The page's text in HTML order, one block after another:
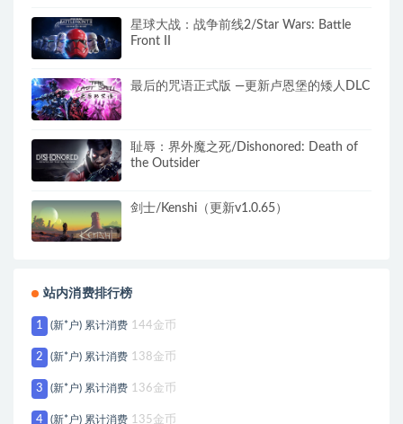
星球大战：战争前线2/Star Wars: Battle
Front II
最后的咒语正式版 —更新卢恩堡的矮人DLC
耻辱：界外魔之死/Dishonored: Death of
the Outsider
剑士/Kenshi（更新v1.0.65）
站内消费排行榜
1 (新*户) 累计消费 144金币
2 (新*户) 累计消费 138金币
3 (新*户) 累计消费 136金币
4 (新*户) 累计消费 135金币